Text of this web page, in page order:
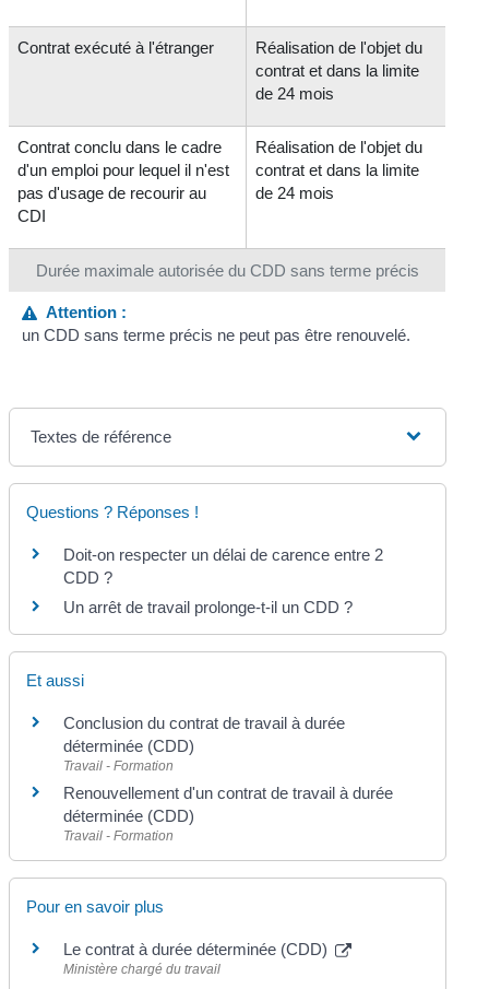
Durée maximale autorisée du CDD sans terme précis
Contrat exécuté à l'étranger
Réalisation de l'objet du
contrat et dans la limite
de 24 mois
Contrat conclu dans le cadre
d'un emploi pour lequel il n'est
pas d'usage de recourir au
CDI
Réalisation de l'objet du
contrat et dans la limite
de 24 mois
Attention :
un CDD sans terme précis ne peut pas être renouvelé.
Textes de référence
Questions ? Réponses !
Doit-on respecter un délai de carence entre 2
CDD ?
Un arrêt de travail prolonge-t-il un CDD ?
Et aussi
Conclusion du contrat de travail à durée
déterminée (CDD)
Travail - Formation
Renouvellement d'un contrat de travail à durée
déterminée (CDD)
Travail - Formation
Pour en savoir plus
Le contrat à durée déterminée (CDD)
Ministère chargé du travail